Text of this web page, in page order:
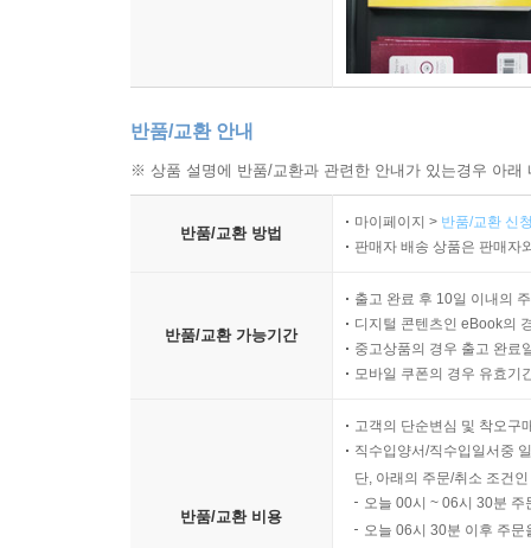
반품/교환 안내
※ 상품 설명에 반품/교환과 관련한 안내가 있는경우 아
반품/교환 방법
마이페이지 > 반품/교환 신
판매자 배송 상품은 판매자
반품/교환 가능기간
출고 완료 후 10일 이내의
디지털 콘텐츠인 eBook의
중고상품의 경우 출고 완료
모바일 쿠폰의 경우 유효기
반품/교환 비용
고객의 단순변심 및 착오구
직수입양서/직수입일서중
단, 아래의 주문/취소 조건
오늘 00시 ~ 06시 30분
오늘 06시 30분 이후 주